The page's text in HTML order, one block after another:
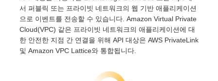
서 퍼블릭 또는 프라이빗 네트워크의 웹 기반 애플리케이션
으로 이벤트를 전송할 수 있습니다. Amazon Virtual Private
Cloud(VPC) 같은 프라이빗 네트워크의 애플리케이션에 대
한 안전한 지점 간 연결을 위해 API 대상은 AWS PrivateLink
및 Amazon VPC Lattice와 통합됩니다.